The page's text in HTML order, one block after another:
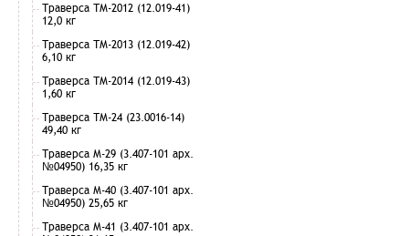
Траверса ТМ-2012 (12.019-41)
12,0 кг
Траверса ТМ-2013 (12.019-42)
6,10 кг
Траверса ТМ-2014 (12.019-43)
1,60 кг
Траверса ТМ-24 (23.0016-14)
49,40 кг
Траверса М-29 (3.407-101 арх.
№04950) 16,35 кг
Траверса М-40 (3.407-101 арх.
№04950) 25,65 кг
Траверса М-41 (3.407-101 арх.